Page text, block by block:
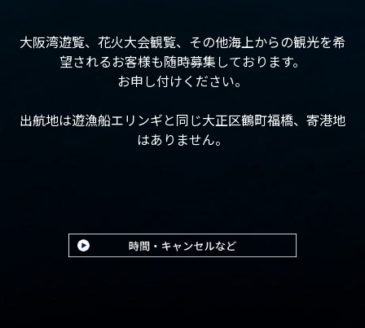
大阪湾遊覧、花火大会観覧、その他海上からの観光を希
望されるお客様も随時募集しております。
お申し付けください。
出航地は遊漁船エリンギと同じ大正区鶴町福橋、寄港地
はありません。